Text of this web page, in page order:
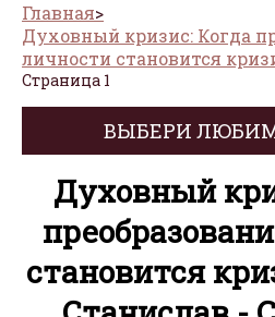
Главная
Духовный кризис: Когда
личности становится
Страница 1
ВЫБЕРИ
Духовный
становится